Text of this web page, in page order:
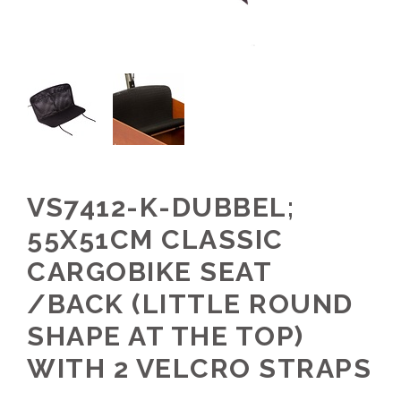
VS7412-K-DUBBEL;
55X51CM CLASSIC
CARGOBIKE SEAT
/BACK (LITTLE ROUND
SHAPE AT THE TOP)
WITH 2 VELCRO STRAPS